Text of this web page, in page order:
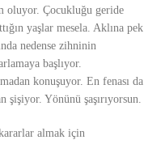
oluyor. Çocukluğu geride
yaşlar mesela. Aklına pek
nedense zihninin
başlıyor.
konuşuyor. En fenası da
Yönünü şaşırıyorsun.
almak için